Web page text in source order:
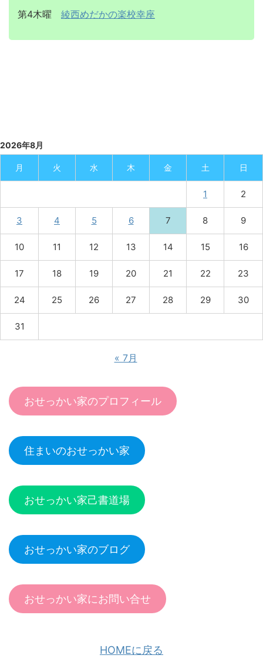
第4木曜 綾西めだかの楽校幸座
2026年8月
月 火 水 木 金 土 日
1 2
3 4 5 6 7 8 9
10 11 12 13 14 15 16
17 18 19 20 21 22 23
24 25 26 27 28 29 30
31
« 7月
おせっかい家のプロフィール
住まいのおせっかい家
おせっかい家己書道場
おせっかい家のブログ
おせっかい家にお問い合せ
HOMEに戻る